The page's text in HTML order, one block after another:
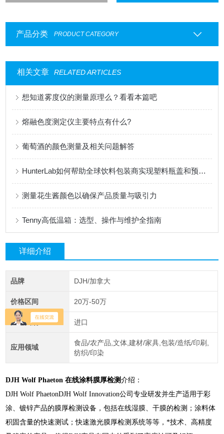
产品分类 PRODUCT CATEGORY
相关文章 RELATED ARTICLES
想知道雾度仪的测量原理么？看看本篇吧
熔融色度测定仪主要特点有什么?
葡萄酒的颜色测量及相关问题解答
HunterLab如何帮助全球饮料包装商实现塑料瓶盖和预成型件的颜色标准化
测量花生酱颜色以确保产品质量与吸引力
Tenny高低温箱：选型、操作与维护全指南
详细介绍
品牌 DJH/加拿大
价格区间 20万-50万
产地类别 进口
应用领域
食品/农产品,文体,建材/家具,包装/造纸/印刷,
纺织/印染
DJH Wolf Phaeton 在线涂料膜厚检测介绍：
DJH Wolf PhaetonDJH Wolf Innovation公司专业研发并生产适用于彩
涂、镀锌产品的膜厚检测设备，包括在线湿膜、干膜的检测；涂料体
积固含量的快速测试；快速激光膜厚检测系统等等，*技术、高精度